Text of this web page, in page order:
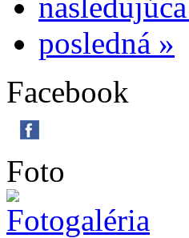
nasledujúca
posledná »
Facebook
Foto